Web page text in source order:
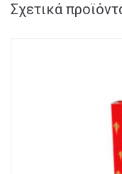
Σχετικά